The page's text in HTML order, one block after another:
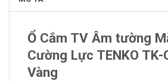
Ổ Cắm TV Âm tường
Cường Lực TENKO TK-
Vàng